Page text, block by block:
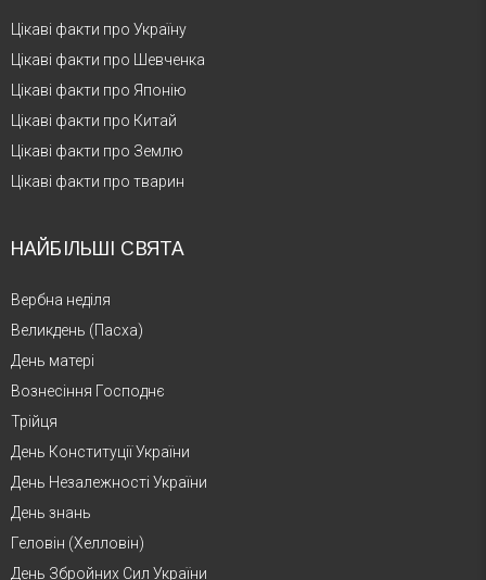
Цікаві факти про Україну
Цікаві факти про Шевченка
Цікаві факти про Японію
Цікаві факти про Китай
Цікаві факти про Землю
Цікаві факти про тварин
НАЙБІЛЬШІ СВЯТА
Вербна неділя
Великдень (Пасха)
День матері
Вознесіння Господнє
Трійця
День Конституції України
День Незалежності України
День знань
Геловін (Хелловін)
День Збройних Сил України